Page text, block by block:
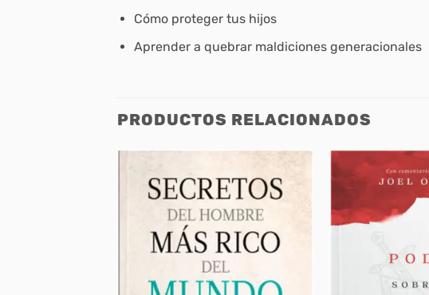
Cómo proteger tus hijos
Aprender a quebrar maldiciones generacionales
PRODUCTOS RELACIONADOS